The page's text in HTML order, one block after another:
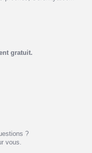
gratuit.
?
vous.